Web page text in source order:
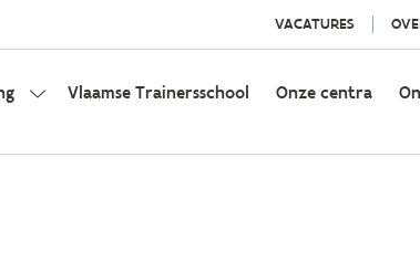
VACATURES
Vlaamse Trainersschool Onze centra